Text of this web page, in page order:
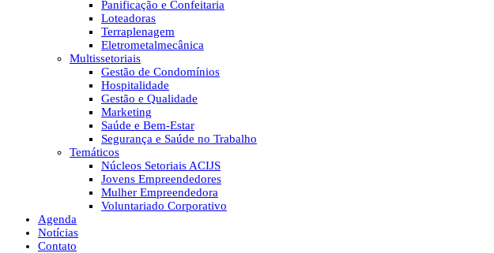
Panificação e Confeitaria
Loteadoras
Terraplenagem
Eletrometalmecânica
Multissetoriais
Gestão de Condomínios
Hospitalidade
Gestão e Qualidade
Marketing
Saúde e Bem-Estar
Segurança e Saúde no Trabalho
Temáticos
Núcleos Setoriais ACIJS
Jovens Empreendedores
Mulher Empreendedora
Voluntariado Corporativo
Agenda
Notícias
Contato